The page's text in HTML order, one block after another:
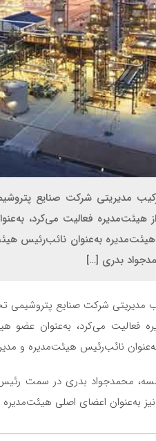
مدیریتی شرکت صنایع
هیئت‌مدیره فعالیت می‌کرد،
به‌عنوان نائب‌رئیس
بدری […]
مدیریتی شرکت صنایع پتروشیمی
فعالیت می‌کرد، به‌عنوان عضو
نائب‌رئیس هیئت‌مدیره و
محمدجواد بدری در سمت
به‌عنوان اعضای اصلی